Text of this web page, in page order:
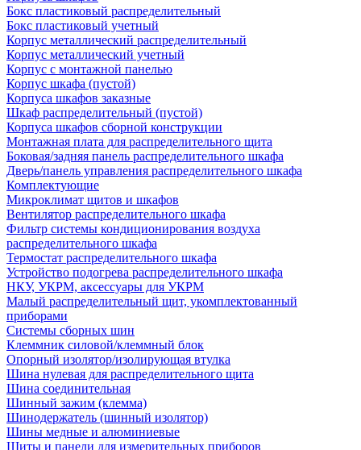
Бокс пластиковый распределительный
Бокс пластиковый учетный
Корпус металлический распределительный
Корпус металлический учетный
Корпус с монтажной панелью
Корпус шкафа (пустой)
Корпуса шкафов заказные
Шкаф распределительный (пустой)
Корпуса шкафов сборной конструкции
Монтажная плата для распределительного щита
Боковая/задняя панель распределительного шкафа
Дверь/панель управления распределительного шкафа
Комплектующие
Микроклимат щитов и шкафов
Вентилятор распределительного шкафа
Фильтр системы кондиционирования воздуха
распределительного шкафа
Термостат распределительного шкафа
Устройство подогрева распределительного шкафа
НКУ, УКРМ, аксессуары для УКРМ
Малый распределительный щит, укомплектованный
приборами
Системы сборных шин
Клеммник силовой/клеммный блок
Опорный изолятор/изолирующая втулка
Шина нулевая для распределительного щита
Шина соединительная
Шинный зажим (клемма)
Шинодержатель (шинный изолятор)
Шины медные и алюминиевые
Щиты и панели для измерительных приборов